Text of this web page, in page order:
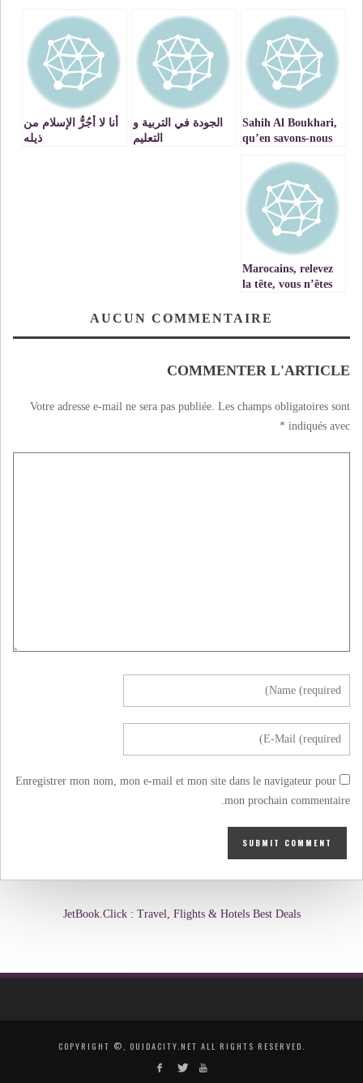
Sahih Al Boukhari,
qu’en savons-nous
الجودة في التربية و
التعليم
أنا لا أَجُرُّ الإسلام من
ذيله
Marocains, relevez
la tête, vous n’êtes
Benjelloun !
AUCUN COMMENTAIRE
COMMENTER L'ARTICLE
Votre adresse e-mail ne sera pas publiée. Les champs obligatoires sont
indiqués avec
*
Enregistrer mon nom, mon e-mail et mon site dans le navigateur pour
mon prochain commentaire.
JetBook.Click : Travel, Flights & Hotels Best Deals
COPYRIGHT ©, OUJDACITY.NET ALL RIGHTS RESERVED.